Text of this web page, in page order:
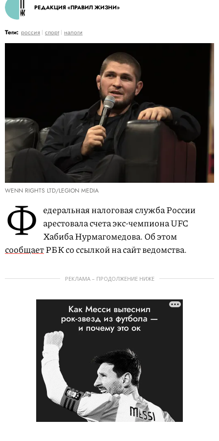
РЕДАКЦИЯ «ПРАВИЛ ЖИЗНИ»
Теги: россия спорт налоги
WENN RIGHTS LTD/LEGION MEDIA
Ф едеральная налоговая служба России
арестовала счета экс-чемпиона UFC
Хабиба Нурмагомедова. Об этом
сообщаетРБК со ссылкой на сайт ведомства.
РЕКЛАМА – ПРОДОЛЖЕНИЕ НИЖЕ